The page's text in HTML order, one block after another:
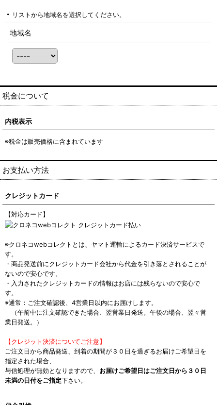
リストから地域名を選択してください。
地域名
税金について
内税表示
※税金は販売価格に含まれています
お支払い方法
クレジットカード
【対応カード】
※クロネコwebコレクトとは、ヤマト運輸によるカード決済サービスで
す。
・商品発送前にクレジットカード会社から代金を引き落とされることが
ないので安心です。
・入力されたクレジットカードの情報はお店には残らないので安心で
す。
※通常：ご注文確認後、4営業日以内にお届けします。
（午前中に注文確認できた場合、翌営業日発送。午後の場合、翌々営
業日発送。）
【クレジット決済についてご注意】
ご注文日から商品発送、到着の期間が３０日を過ぎるお届けご希望日を
指定された場合、
与信処理が無効となりますので、 お届けご希望日はご注文日から３０日
未満の日付をご指定下さい。